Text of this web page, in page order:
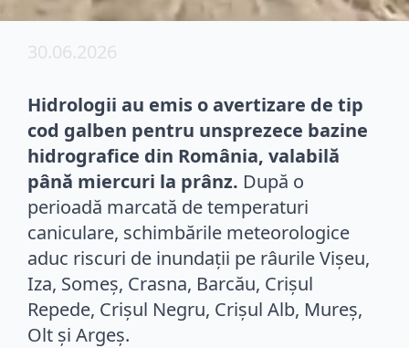
30.06.2026
Hidrologii au emis o avertizare de tip
cod galben pentru unsprezece bazine
hidrografice din România, valabilă
până miercuri la prânz. După o
perioadă marcată de temperaturi
caniculare, schimbările meteorologice
aduc riscuri de inundații pe râurile Vişeu,
Iza, Someş, Crasna, Barcău, Crişul
Repede, Crişul Negru, Crişul Alb, Mureş,
Olt şi Argeş.